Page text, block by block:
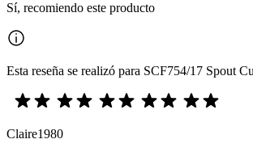
Sí, recomiendo este producto
Esta reseña se realizó para SCF754/17 Spout
Claire1980